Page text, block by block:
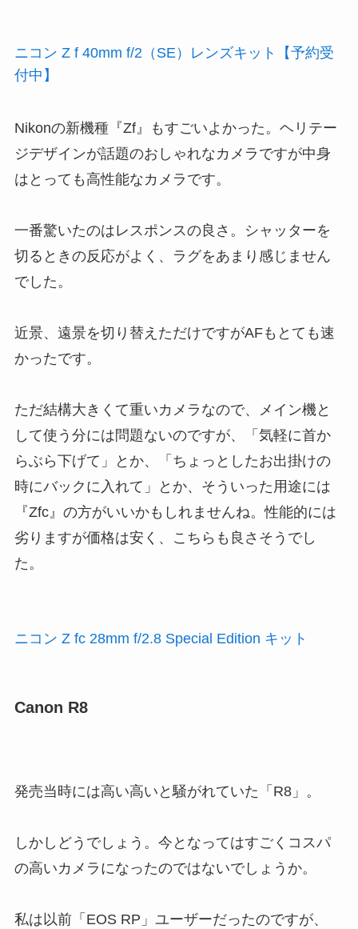
ニコン Z f 40mm f/2（SE）レンズキット【予約受
付中】
Nikonの新機種『Zf』もすごいよかった。ヘリテー
ジデザインが話題のおしゃれなカメラですが中身
はとっても高性能なカメラです。
一番驚いたのはレスポンスの良さ。シャッターを
切るときの反応がよく、ラグをあまり感じません
でした。
近景、遠景を切り替えただけですがAFもとても速
かったです。
ただ結構大きくて重いカメラなので、メイン機と
して使う分には問題ないのですが、「気軽に首か
らぶら下げて」とか、「ちょっとしたお出掛けの
時にバックに入れて」とか、そういった用途には
『Zfc』の方がいいかもしれませんね。性能的には
劣りますが価格は安く、こちらも良さそうでし
た。
ニコン Z fc 28mm f/2.8 Special Edition キット
Canon R8
発売当時には高い高いと騒がれていた「R8」。
しかしどうでしょう。今となってはすごくコスパ
の高いカメラになったのではないでしょうか。
私は以前「EOS RP」ユーザーだったのですが、